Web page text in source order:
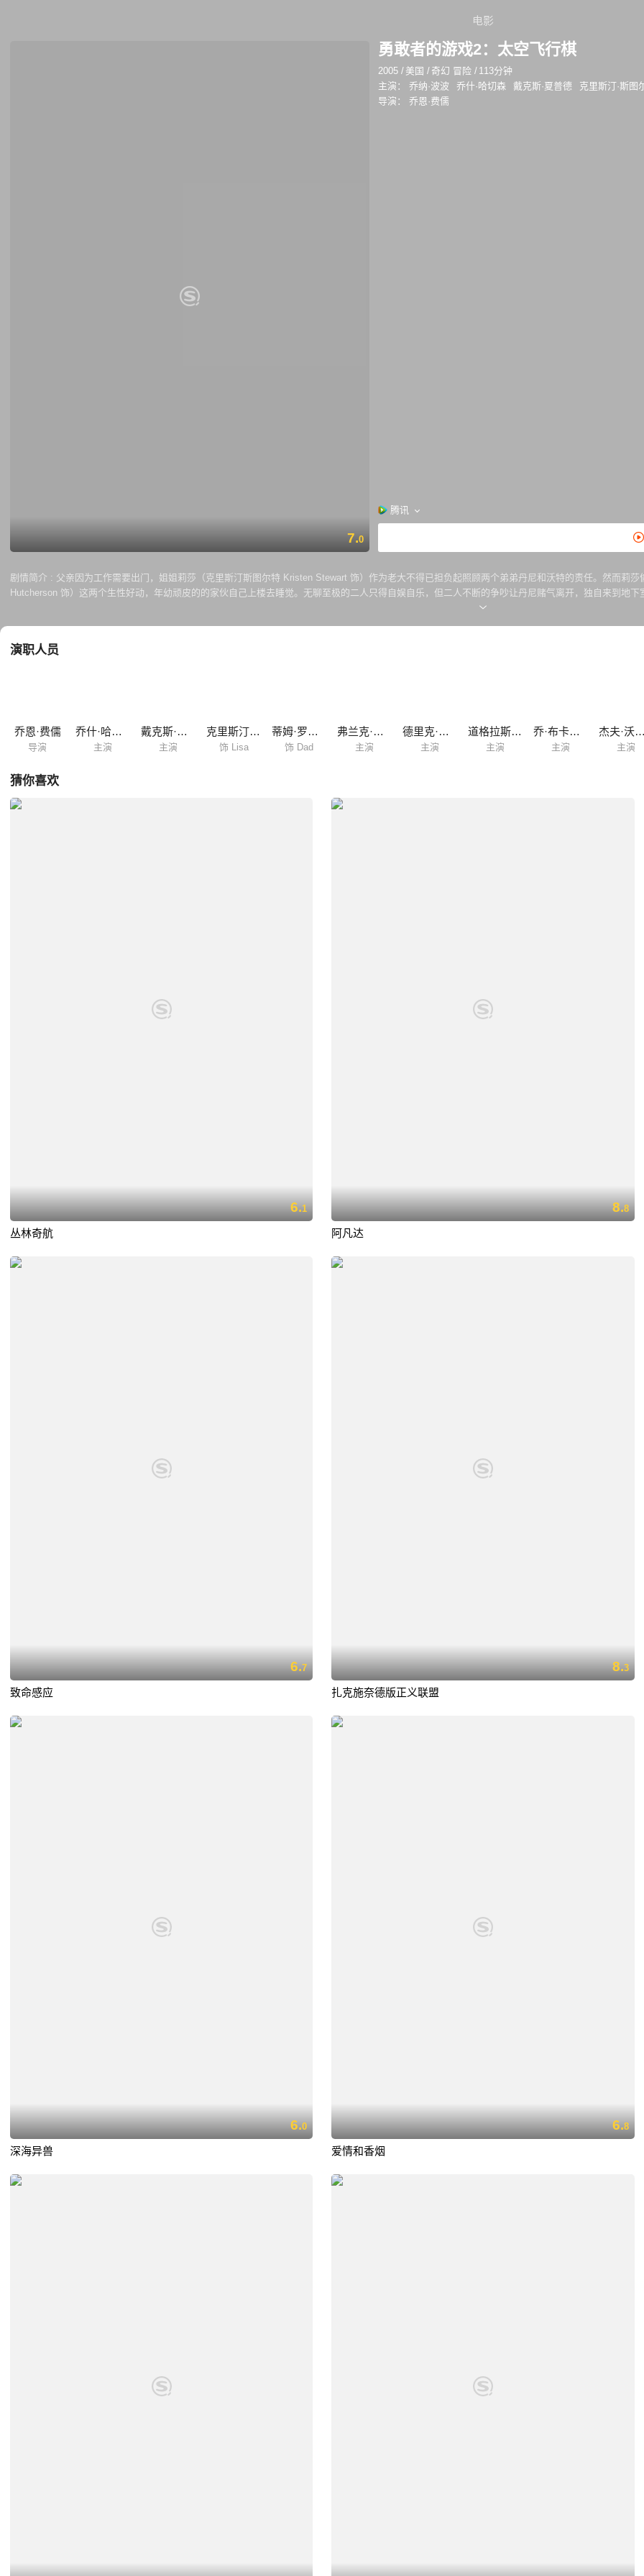
电影
7.0
勇敢者的游戏2：太空飞行棋
2005 / 美国 / 奇幻 冒险 / 113分钟
主演：
乔纳·波波 乔什·哈切森 戴克斯·夏普德
克里斯汀·斯图
导演：
乔恩·费儒
腾讯
剧情简介 : 父亲因为工作需要出门，姐姐莉莎（克里斯汀斯图尔特 Kristen Stewart 饰）作为老大不得已担负起照顾两个弟弟丹尼和沃特的责任。然而莉
Hutcherson 饰）这两个生性好动，年幼顽皮的的家伙自己上楼去睡觉。无聊至极的二人只得自娱自乐，但二人不断的争吵让丹尼赌气离开，独自来到地
关，并邀请哥哥沃特参与到游戏中来。不断的流星雨和外星人侵袭让这场游戏越发的惊心动魄，而中途加入的神秘太空人真实的身份更是让人大跌眼镜
演职人员
乔恩·费儒
导演
乔什·哈切森
主演
戴克斯·夏普德
主演
克里斯汀·斯图尔特
饰 Lisa
蒂姆·罗宾斯
饰 Dad
弗兰克·奥兹
主演
德里克·梅耶斯
主演
道格拉斯·泰特
主演
乔·布卡罗三世
主演
杰夫·沃
主演
猜你喜欢
6.1
丛林奇航
8.8
阿凡达
6.7
致命感应
8.3
扎克施奈德版正义联盟
6.0
深海异兽
6.8
爱情和香烟